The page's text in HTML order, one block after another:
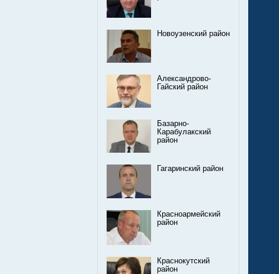
Новоузенский район
Александрово-
Гайский район
Базарно-
Карабулакский
район
Гагаринский район
Красноармейский
район
Краснокутский
район